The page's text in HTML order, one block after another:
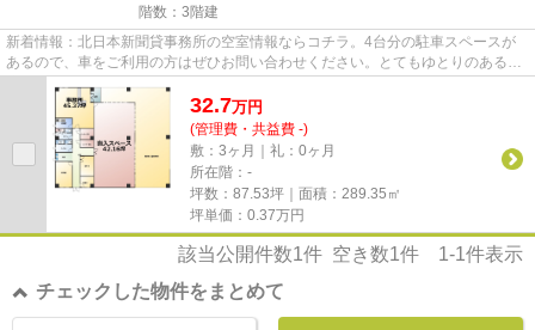
階数：3階建
新着情報：北日本新聞貸事務所の空室情報ならコチラ。4台分の駐車スペースが
あるので、車をご利用の方はぜひお問い合わせください。とてもゆとりのある環
32.7万円
(管理費・共益費 -)
敷：3ヶ月｜礼：0ヶ月
所在階：-
坪数：87.53坪｜面積：289.35㎡
坪単価： 0.37万円
該当公開件数1件 空き数1件 1-1件表示
チェックした物件をまとめて